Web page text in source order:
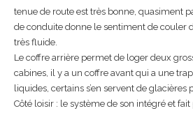
tenue de route est très bonne, quasiment
de conduite donne le sentiment de couler
très fluide.
Le coffre arrière permet de loger deux
cabines, il y a un coffre avant qui a une
liquides, certains s’en servent de glacières
Côté loisir : le système de son intégré et